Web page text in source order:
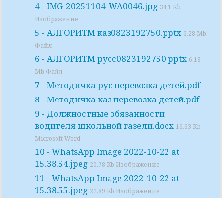
4 - IMG-20251104-WA0046.jpg 34.1 Kb
Изображение
5 - АЛГОРИТМ каз0823192750.pptx 6.28 Mb
Файл
6 - АЛГОРИТМ русс0823192750.pptx 6.18
Mb Файл
7 - Методичка рус перевозка детей.pdf
8 - Методичка каз перевозка детей.pdf
9 - Должностные обязанности
водителя школьной газели.docx 16.63 Kb
Microsoft Word
10 - WhatsApp Image 2022-10-22 at
15.38.54.jpeg 20.78 Kb Изображение
11 - WhatsApp Image 2022-10-22 at
15.38.55.jpeg 22.89 Kb Изображение